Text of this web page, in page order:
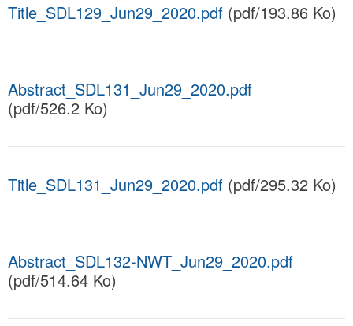
Title_SDL129_Jun29_2020.pdf (pdf/193.86 Ko)
Abstract_SDL131_Jun29_2020.pdf
(pdf/526.2 Ko)
Title_SDL131_Jun29_2020.pdf (pdf/295.32 Ko)
Abstract_SDL132-NWT_Jun29_2020.pdf
(pdf/514.64 Ko)